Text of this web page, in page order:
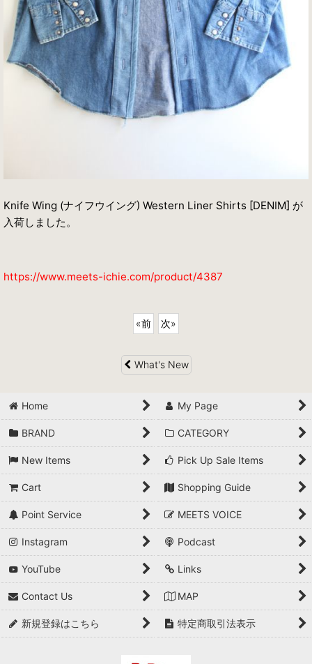
Knife Wing (ナイフウイング) Western Liner Shirts [DENIM] が
入荷しました。
https://www.meets-ichie.com/product/4387
«前 次»
What's New
Home My Page
BRAND CATEGORY
New Items Pick Up Sale Items
Cart Shopping Guide
Point Service MEETS VOICE
Instagram Podcast
YouTube Links
Contact Us MAP
新規登録はこちら 特定商取引法表示